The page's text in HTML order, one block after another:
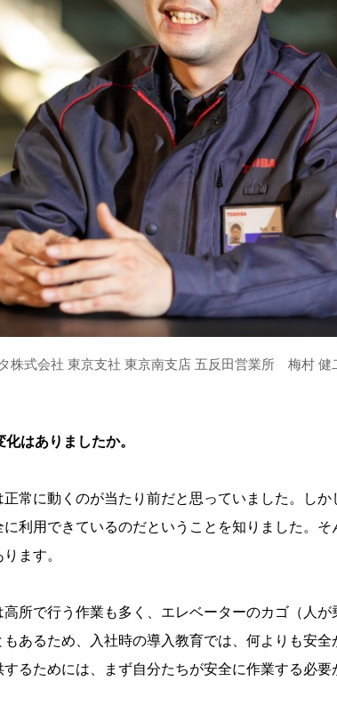
株式会社 東京支社 東京南支店 五反田営業所 梅村 健
はありましたか。
常に動くのが当たり前だと思っていました。し
利用できているのだということを知りました。
ます。
所で行う作業も多く、エレベーターのカゴ（人
あるため、入社時の導入教育では、何よりも安
るためには、まず自分たちが安全に作業する必